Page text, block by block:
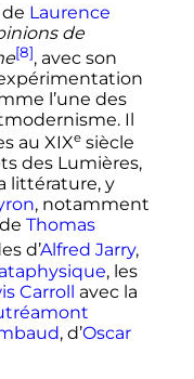
Laurence
de
[8], avec son
l’une des
Il
au XIXe siècle
des Lumières,
littérature, y
, notamment
Thomas
d’Alfred Jarry,
, les
Carroll avec la
, d’Oscar